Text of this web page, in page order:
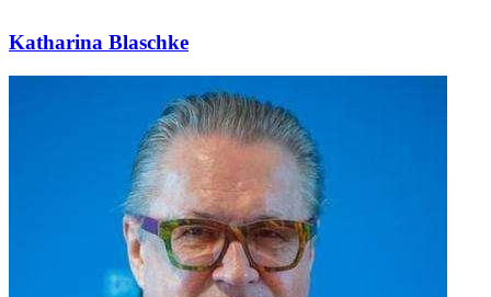
Katharina Blaschke